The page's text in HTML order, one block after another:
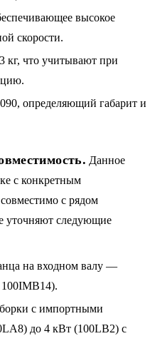
высокое
скорости.
кг, что учитывают при
определяющий габарит и
Данное
с конкретным
с рядом
уточняют следующие
на входном валу —
100IMB14).
с импортными
до 4 кВт (100LB2) с